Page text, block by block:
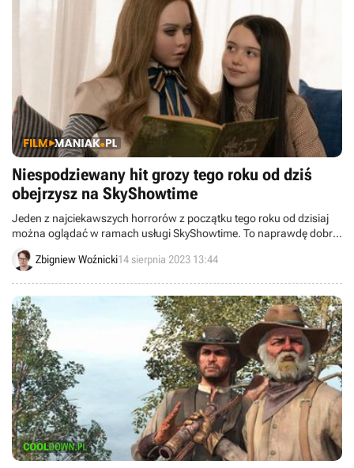
Niespodziewany hit grozy tego roku od dziś
obejrzysz na SkyShowtime
Jeden z najciekawszych horrorów z początku tego roku od dzisiaj
można oglądać w ramach usługi SkyShowtime. To naprawdę dobra
okazja, nie tylko dla fanów gatunku.
Zbigniew Woźnicki14 sierpnia 2023 13:44